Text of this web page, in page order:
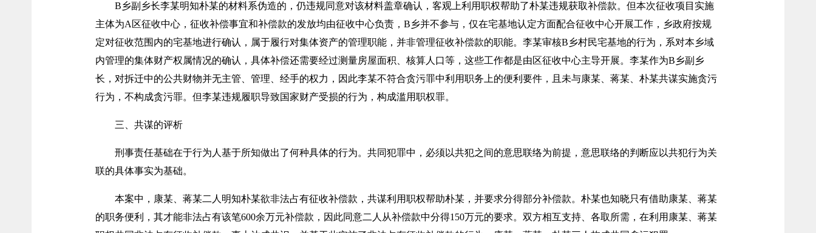
B乡副乡长李某明知朴某的材料系伪造的，仍违规同意对该材料盖章确认，客观上利用职权帮助了朴某违规获取补偿款。但本次征收项目实施
主体为A区征收中心，征收补偿事宜和补偿款的发放均由征收中心负责，B乡并不参与，仅在宅基地认定方面配合征收中心开展工作，乡政府按规
定对征收范围内的宅基地进行确认，属于履行对集体资产的管理职能，并非管理征收补偿款的职能。李某审核B乡村民宅基地的行为，系对本乡域
内管理的集体财产权属情况的确认，具体补偿还需要经过测量房屋面积、核算人口等，这些工作都是由区征收中心主导开展。李某作为B乡副乡
长，对拆迁中的公共财物并无主管、管理、经手的权力，因此李某不符合贪污罪中利用职务上的便利要件，且未与康某、蒋某、朴某共谋实施贪污
行为，不构成贪污罪。但李某违规履职导致国家财产受损的行为，构成滥用职权罪。
三、共谋的评析
刑事责任基础在于行为人基于所知做出了何种具体的行为。共同犯罪中，必须以共犯之间的意思联络为前提，意思联络的判断应以共犯行为关
联的具体事实为基础。
本案中，康某、蒋某二人明知朴某欲非法占有征收补偿款，共谋利用职权帮助朴某，并要求分得部分补偿款。朴某也知晓只有借助康某、蒋某
的职务便利，其才能非法占有该笔600余万元补偿款，因此同意二人从补偿款中分得150万元的要求。双方相互支持、各取所需，在利用康某、蒋某